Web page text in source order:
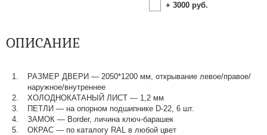
+ 3000 руб.
ОПИСАНИЕ
РАЗМЕР ДВЕРИ — 2050*1200 мм, открывание левое/правое/
наружное/внутреннее
ХОЛОДНОКАТАНЫЙ ЛИСТ — 1,2 мм
ПЕТЛИ — на опорном подшипнике D-22, 6 шт.
ЗАМОК — Border, личина ключ-барашек
ОКРАС — по каталогу RAL в любой цвет​​​​​​​